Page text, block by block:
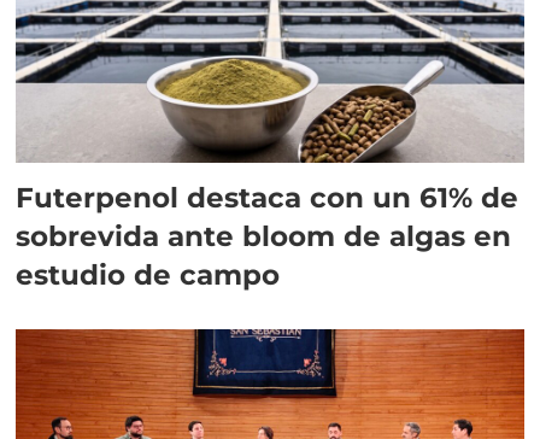
Futerpenol destaca con un 61% de
sobrevida ante bloom de algas en
estudio de campo